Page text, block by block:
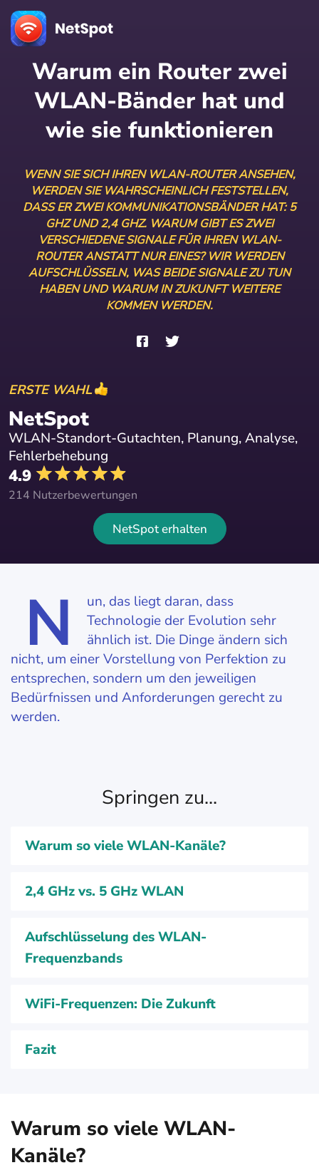
Warum ein Router zwei
WLAN-Bänder hat und
wie sie funktionieren
WENN SIE SICH IHREN WLAN-ROUTER ANSEHEN,
WERDEN SIE WAHRSCHEINLICH FESTSTELLEN,
DASS ER ZWEI KOMMUNIKATIONSBÄNDER HAT: 5
GHZ UND 2,4 GHZ. WARUM GIBT ES ZWEI
VERSCHIEDENE SIGNALE FÜR IHREN WLAN-
ROUTER ANSTATT NUR EINES? WIR WERDEN
AUFSCHLÜSSELN, WAS BEIDE SIGNALE ZU TUN
HABEN UND WARUM IN ZUKUNFT WEITERE
KOMMEN WERDEN.
ERSTE WAHL
NetSpot
WLAN-Standort-Gutachten, Planung, Analyse,
Fehlerbehebung
4.9
214 Nutzerbewertungen
NetSpot erhalten
N
un, das liegt daran, dass
Technologie der Evolution sehr
ähnlich ist. Die Dinge ändern sich
nicht, um einer Vorstellung von Perfektion zu
entsprechen, sondern um den jeweiligen
Bedürfnissen und Anforderungen gerecht zu
werden.
Springen zu...
Warum so viele WLAN-Kanäle?
2,4 GHz vs. 5 GHz WLAN
Aufschlüsselung des WLAN-
Frequenzbands
WiFi-Frequenzen: Die Zukunft
Fazit
Warum so viele WLAN-
Kanäle?